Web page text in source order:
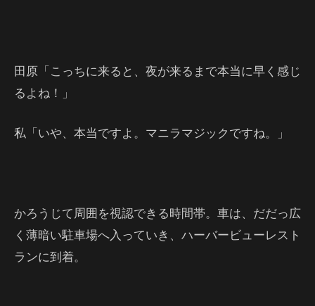
田原「こっちに来ると、夜が来るまで本当に早く感じ
るよね！」
私「いや、本当ですよ。マニラマジックですね。」
かろうじて周囲を視認できる時間帯。車は、だだっ広
く薄暗い駐車場へ入っていき、ハーバービューレスト
ランに到着。